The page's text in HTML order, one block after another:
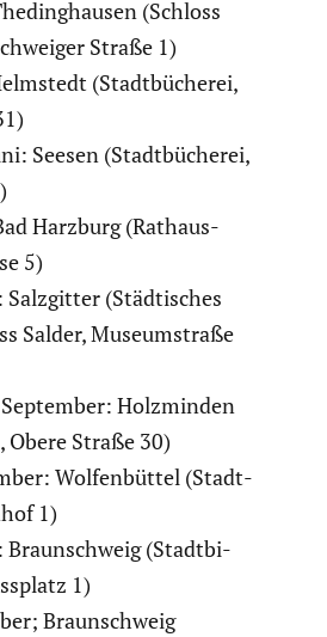
(Schloss
Straße 1)
(Stadt­bü­cherei,
Seesen (Stadt­bü­cherei,
Harzburg (Rathaus­
5)
Salzgitter (Städti­sches
Salder, Museum­straße
September: Holzminden
Straße 30)
Wolfen­büttel (Stadt­
1)
Braun­schweig (Stadt­bi­
1)
Braun­schweig